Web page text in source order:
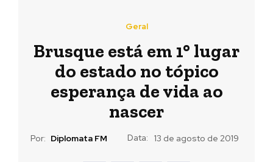
Geral
Brusque está em 1° lugar
do estado no tópico
esperança de vida ao
nascer
Por: Diplomata FM Data: 13 de agosto de 2019